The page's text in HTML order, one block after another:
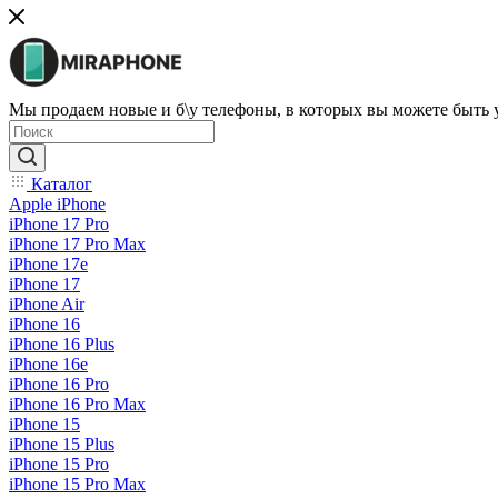
Мы продаем новые и б\у телефоны, в которых вы можете быть
Каталог
Apple iPhone
iPhone 17 Pro
iPhone 17 Pro Max
iPhone 17e
iPhone 17
iPhone Air
iPhone 16
iPhone 16 Plus
iPhone 16e
iPhone 16 Pro
iPhone 16 Pro Max
iPhone 15
iPhone 15 Plus
iPhone 15 Pro
iPhone 15 Pro Max